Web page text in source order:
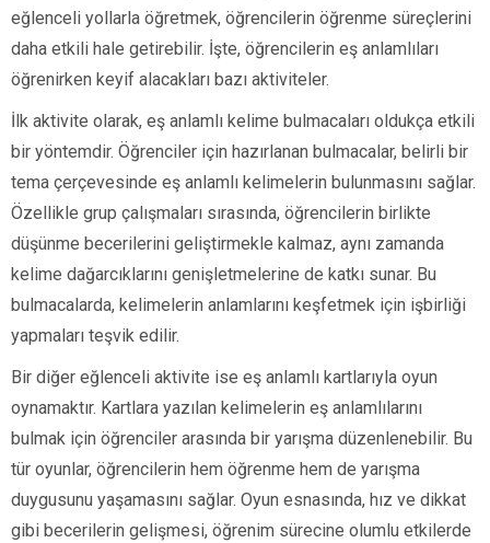
eğlenceli yollarla öğretmek, öğrencilerin öğrenme süreçlerini
daha etkili hale getirebilir. İşte, öğrencilerin eş anlamlıları
öğrenirken keyif alacakları bazı aktiviteler.
İlk aktivite olarak, eş anlamlı kelime bulmacaları oldukça etkili
bir yöntemdir. Öğrenciler için hazırlanan bulmacalar, belirli bir
tema çerçevesinde eş anlamlı kelimelerin bulunmasını sağlar.
Özellikle grup çalışmaları sırasında, öğrencilerin birlikte
düşünme becerilerini geliştirmekle kalmaz, aynı zamanda
kelime dağarcıklarını genişletmelerine de katkı sunar. Bu
bulmacalarda, kelimelerin anlamlarını keşfetmek için işbirliği
yapmaları teşvik edilir.
Bir diğer eğlenceli aktivite ise eş anlamlı kartlarıyla oyun
oynamaktır. Kartlara yazılan kelimelerin eş anlamlılarını
bulmak için öğrenciler arasında bir yarışma düzenlenebilir. Bu
tür oyunlar, öğrencilerin hem öğrenme hem de yarışma
duygusunu yaşamasını sağlar. Oyun esnasında, hız ve dikkat
gibi becerilerin gelişmesi, öğrenim sürecine olumlu etkilerde